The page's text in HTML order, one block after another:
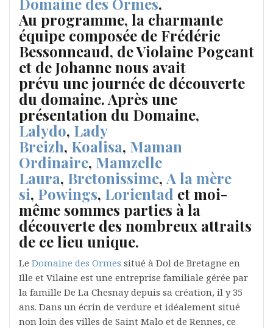
Au programme, la charmante
équipe composée de Frédéric
Bessonneaud, de Violaine Pogeant
et de Johanne nous avait
prévu une journée de découverte
du domaine. Après une
présentation du Domaine,
Lalydo, Lady
Breizh, Koalisa, Maman
Ordinaire, Mamzelle
Laura, Bretonissime, A la mère
si, Powings, Lorientad et moi-
même sommes parties à la
découverte des nombreux attraits
de ce lieu unique.
Le Domaine des Ormes situé à Dol de Bretagne en
Ille et Vilaine est une entreprise familiale gérée par
la famille De La Chesnay depuis sa création, il y 35
ans. Dans un écrin de verdure et idéalement situé
non loin des villes de Saint Malo et de Rennes, ce